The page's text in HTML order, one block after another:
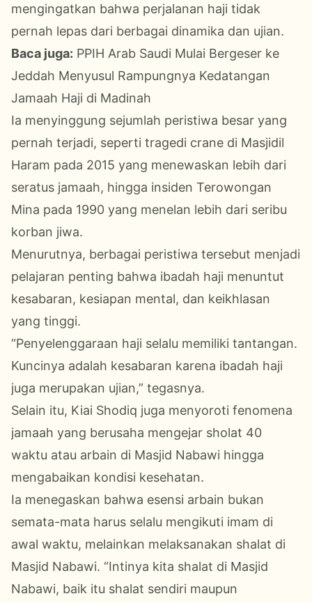
mengingatkan bahwa perjalanan haji tidak
pernah lepas dari berbagai dinamika dan ujian.
Baca juga: PPIH Arab Saudi Mulai Bergeser ke
Jeddah Menyusul Rampungnya Kedatangan
Jamaah Haji di Madinah
Ia menyinggung sejumlah peristiwa besar yang
pernah terjadi, seperti tragedi crane di Masjidil
Haram pada 2015 yang menewaskan lebih dari
seratus jamaah, hingga insiden Terowongan
Mina pada 1990 yang menelan lebih dari seribu
korban jiwa.
Menurutnya, berbagai peristiwa tersebut menjadi
pelajaran penting bahwa ibadah haji menuntut
kesabaran, kesiapan mental, dan keikhlasan
yang tinggi.
“Penyelenggaraan haji selalu memiliki tantangan.
Kuncinya adalah kesabaran karena ibadah haji
juga merupakan ujian,” tegasnya.
Selain itu, Kiai Shodiq juga menyoroti fenomena
jamaah yang berusaha mengejar sholat 40
waktu atau arbain di Masjid Nabawi hingga
mengabaikan kondisi kesehatan.
Ia menegaskan bahwa esensi arbain bukan
semata-mata harus selalu mengikuti imam di
awal waktu, melainkan melaksanakan shalat di
Masjid Nabawi. “Intinya kita shalat di Masjid
Nabawi, baik itu shalat sendiri maupun